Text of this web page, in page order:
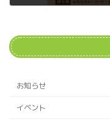
お知らせ
イベント